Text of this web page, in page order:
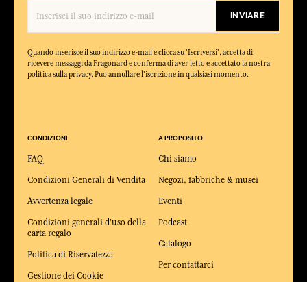
INVIARE
Quando inserisce il suo indirizzo e-mail e clicca su 'Iscriversi', accetta di
ricevere messaggi da Fragonard e conferma di aver letto e accettato la nostra
politica sulla privacy. Puo annullare l'iscrizione in qualsiasi momento.
CONDIZIONI
FAQ
Condizioni Generali di Vendita
Avvertenza legale
Condizioni generali d'uso della
carta regalo
Politica di Riservatezza
Gestione dei Cookie
A PROPOSITO
Chi siamo
Negozi, fabbriche & musei
Eventi
Podcast
Catalogo
Per contattarci